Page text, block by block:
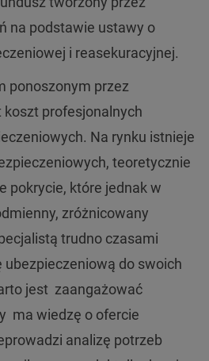
na podstawie ustawy o
i reasekuracyjnej.
ponoszonym przez
profesjonalnych
Na rynku istnieje
teoretycznie
pokrycie, które jednak w
zróżnicowany
trudno czasami
ubezpieczeniową do swoich
jest zaangażować
ma wiedzę o ofercie
analizę potrzeb